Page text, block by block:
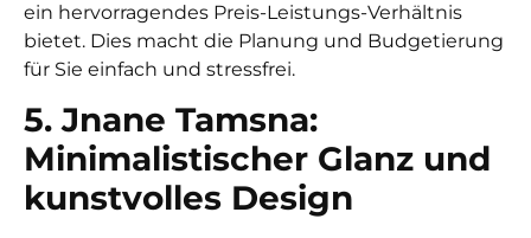
ein hervorragendes Preis-Leistungs-Verhältnis
bietet. Dies macht die Planung und Budgetierung
für Sie einfach und stressfrei.
5. Jnane Tamsna:
Minimalistischer Glanz und
kunstvolles Design